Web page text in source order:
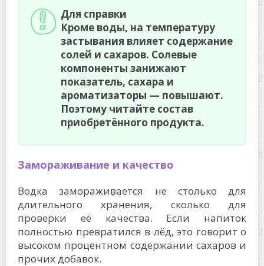
Для справки
Кроме воды, на температуру
застывания влияет содержание
солей и сахаров. Солевые
компоненты занижают
показатель, сахара и
ароматизаторы — повышают.
Поэтому читайте состав
приобретённого продукта.
Замораживание и качество
Водка замораживается
не столько для
длительного хранения, сколько для
проверки её качества. Если напиток
полностью превратился в лёд, это говорит о
высоком процентном содержании сахаров и
прочих добавок.